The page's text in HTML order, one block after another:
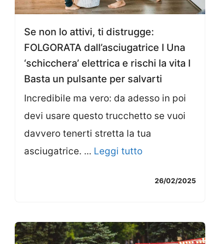
Se non lo attivi, ti distrugge:
FOLGORATA dall’asciugatrice I Una
‘schicchera’ elettrica e rischi la vita I
Basta un pulsante per salvarti
Incredibile ma vero: da adesso in poi
devi usare questo trucchetto se vuoi
davvero tenerti stretta la tua
asciugatrice. ... Leggi tutto
26/02/2025